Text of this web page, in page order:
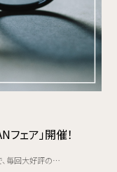
ェア」開催！
毎回大好評の…